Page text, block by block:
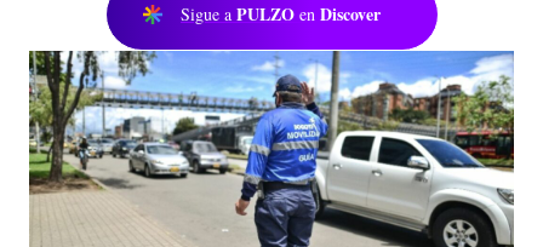
Sigue a PULZO en Discover